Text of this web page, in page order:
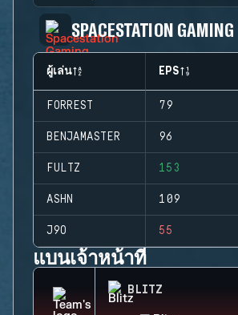
SPACESTATION GAMING
ผู้เล่น EPS
FORREST 79
BENJAMASTER 96
FULTZ 153
ASHN 109
J9O 55
แบนเจ้าหน้าที่
BLITZ